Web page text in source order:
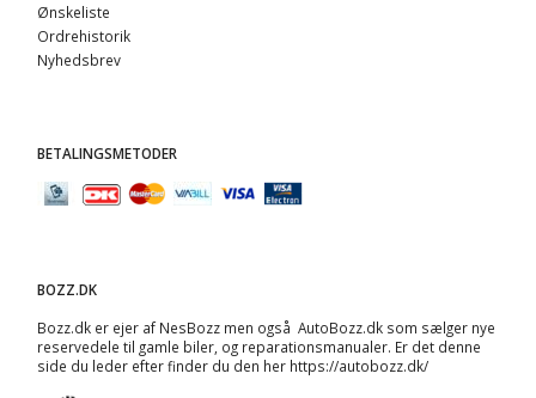
Ønskeliste
Ordrehistorik
Nyhedsbrev
BETALINGSMETODER
BOZZ.DK
Bozz.dk er ejer af NesBozz men også AutoBozz.dk som sælger nye
reservedele til gamle biler, og reparationsmanualer. Er det denne
side du leder efter finder du den her https://autobozz.dk/